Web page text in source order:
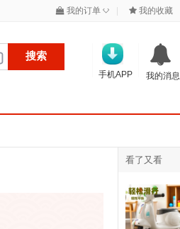
我的订单 ◇ 我的收藏
搜索
我的消息
手机APP
看了又看